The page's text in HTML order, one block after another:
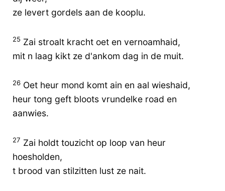
ze levert gordels aan de kooplu.
25 Zai stroalt kracht oet en vernoamhaid,
mit n laag kikt ze d'ankom dag in de muit.
26 Oet heur mond komt ain en aal wieshaid,
heur tong geft bloots vrundelke road en
aanwies.
27 Zai holdt touzicht op loop van heur
hoesholden,
t brood van stilzitten lust ze nait.